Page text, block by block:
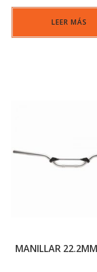
LEER MÁS
MANILLAR